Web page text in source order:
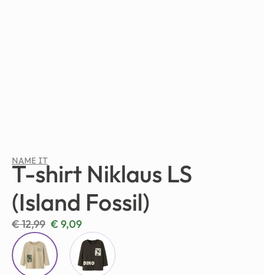
NAME IT
T-shirt Niklaus LS
(Island Fossil)
€12,99 € 9,09